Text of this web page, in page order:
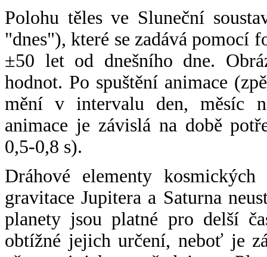
Polohu těles ve Sluneční
"dnes"), které se zadává pomocí
±50 let od dnešního dne.
hodnot. Po spuštění animace
mění v intervalu den, měsíc
animace je závislá na době
0,5-0,8 s).
Dráhové elementy
gravitace Jupitera a Saturna
planety jsou platné pro delší
obtížné jejich určení, neboť je